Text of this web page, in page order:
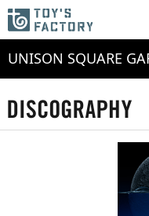
UNISON SQUARE